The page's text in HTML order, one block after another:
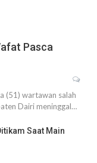
Pasca
(51) wartawan salah
Dairi meninggal…
Saat Main